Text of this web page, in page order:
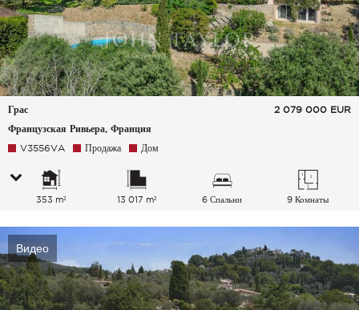
Грас
Французская Ривьера, Франция
2 079 000 EUR
V3556VA Продажа Дом
353 m² 13 017 m² 6 Спальни 9 Комнаты
Видео